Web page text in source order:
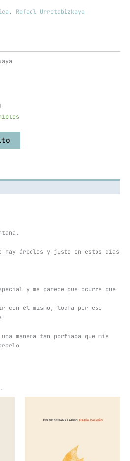
, Rafael Urretabizkaya
hay árboles y justo en estos días
y me parece que ocurre que
con él mismo, lucha por eso
manera tan porfiada que mis